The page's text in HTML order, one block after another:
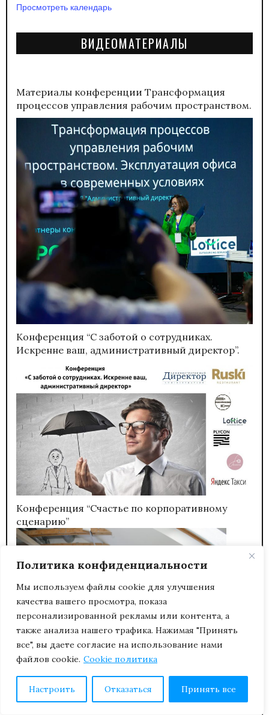
Политика конфиденциальности
Мы используем файлы cookie для улучшения
качества вашего просмотра, показа
персонализированной рекламы или контента, а
также анализа нашего трафика. Нажимая "Принять
все", вы даете согласие на использование нами
файлов cookie. Cookie политика
Настроить Отказаться Принять все
Просмотреть календарь
ВИДЕОМАТЕРИАЛЫ
Материалы конференции Трансформация
процессов управления рабочим пространством.
Конференция “С заботой о сотрудниках.
Искренне ваш, административный директор”.
Конференция “Счастье по корпоративному
сценарию”